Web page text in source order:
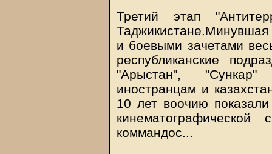
Третий этап
и боевыми зачетами
республиканские
"Арыстан",
иностранцам и
10 лет воочию
коммандос...